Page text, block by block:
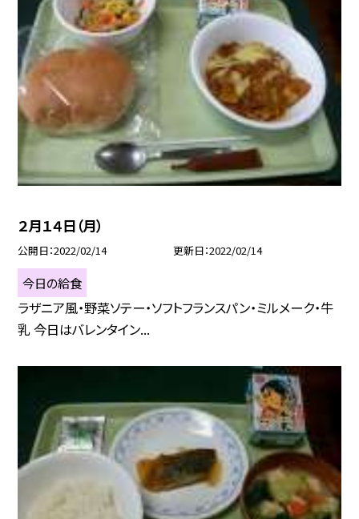
２月１４日（月）
公開日 2022/02/14 更新日 2022/02/14
今日の給食
ラザニア風・野菜ソテー・ソフトフランスパン・ミルメーク・牛
乳 今日はバレンタイン...